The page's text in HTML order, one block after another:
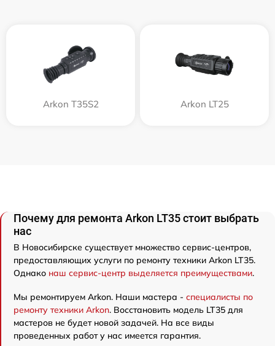
Arkon T35S2 Arkon LT25
Почему для ремонта Arkon LT35 стоит выбрать
нас
В Новосибирске существует множество сервис-центров,
предоставляющих услуги по ремонту техники Arkon LT35.
Однако наш сервис-центр выделяется преимуществами.
Мы ремонтируем Arkon. Наши мастера - специалисты по
ремонту техники Arkon. Восстановить модель LT35 для
мастеров не будет новой задачей. На все виды
проведенных работ у нас имеется гарантия.